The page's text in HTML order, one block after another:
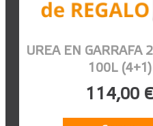
UREA EN GARRAFA
100L (4+1)
114,00